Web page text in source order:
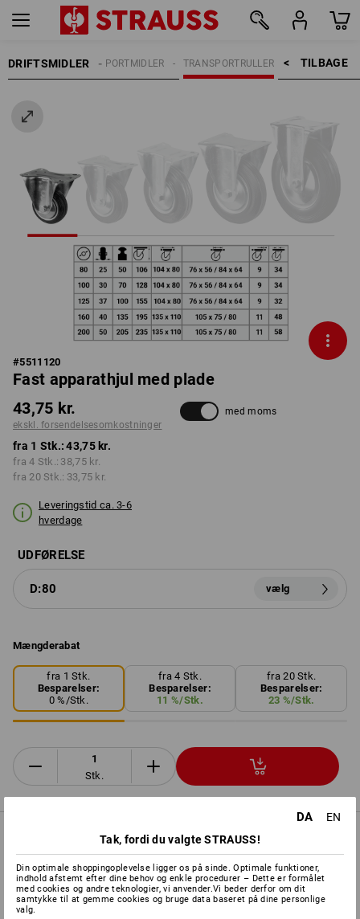
DRIFTSMIDLER TILBAGE    >
TRANSPORTRULLER
TRANSPORTMIDLER
#5511120
Fast apparathjul med plade
43,75 kr.
ekskl. forsendelsesomkostninger
med moms
fra 1 Stk.: 43,75 kr.
fra 4 Stk.: 38,75 kr.
fra 20 Stk.: 33,75 kr.
Leveringstid ca. 3-6
hverdage
UDFØRELSE
D:80 vælg
Mængderabat
fra 1 Stk.
Besparelser:
0%/Stk.
fra 4 Stk.
Besparelser:
11 %/Stk.
fra 20 Stk.
Besparelser:
23 %/Stk.
Stk.
PRODUKTINFO
BESKRIVELSE
DA
EN
Tak, fordi du valgte STRAUSS!
Din optimale shoppingoplevelse ligger os på sinde. Optimale funktioner,
indhold afstemt efter dine behov og enkle procedurer – Dette er formålet
med cookies og andre teknologier, vi anvender.Vi beder derfor om dit
samtykke til at gemme cookies og bruge data baseret på dine personlige
valg.